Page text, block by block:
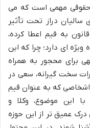
مهمی است که می
سالیان دراز تحت تأثیر
به قیم اعطا کرده،
ای دارد؛ چرا که این
برای محجور به همراه
سخت گیرانه، سعی در
که به عنوان قیم
این موضوع، وکلا و
عمیق تر از این حوزه